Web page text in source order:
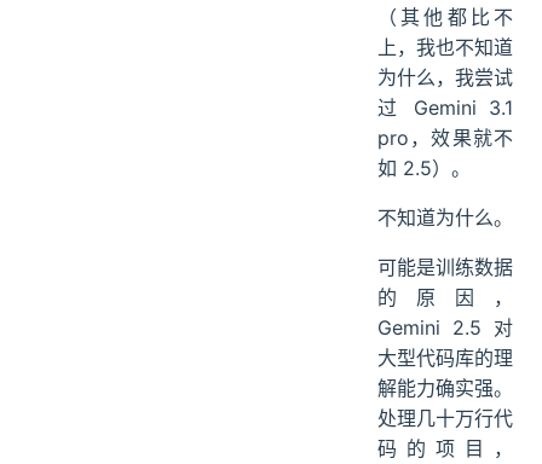
（其他都比不
上，我也不知道
为什么，我尝试
过 Gemini 3.1
pro，效果就不
如 2.5）。
不知道为什么。
可能是训练数据
的原因，
Gemini 2.5 对
大型代码库的理
解能力确实强。
处理几十万行代
码的项目，